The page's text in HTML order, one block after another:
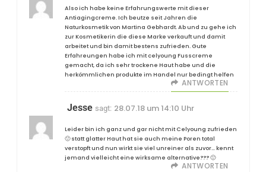
Also ich habe keine Erfahrungswerte mit dieser
Antiagingcreme. Ich beutze seit Jahren die
Naturkosmetik von Martina Gebhardt. Ab und zu gehe ich
zur Kosmetikerin die diese Marke verkauft und damit
arbeitet und bin damit bestens zufrieden. Gute
Erfahreungen habe ich mit celyoung Fusscreme
gemacht, da ich sehr trockene Haut habe und die
herkömmlichen produkte im Handel nur bedingt helfen
ANTWORTEN
Jesse sagt: 28.07.18 um 14:10 Uhr
Leider bin ich ganz und gar nicht mit Celyoung zufrieden
🙁 statt glatter Haut hat sie auch meine Poren total
verstopft und nun wirkt sie viel unreiner als zuvor… kennt
jemand vielleicht eine wirksame alternative??? 🙁
ANTWORTEN